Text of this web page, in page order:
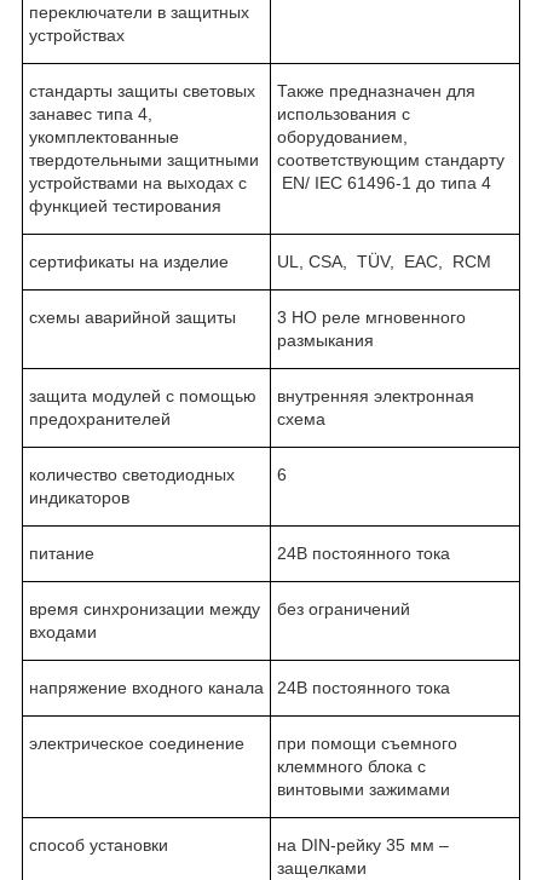
переключатели в защитных
устройствах
cтандарты защиты световых
занавес типа 4,
укомплектованные
твердотельными защитными
устройствами на выходах с
функцией тестирования
Также предназначен для
использования с
оборудованием,
соответствующим стандарту
EN/ IEC 61496-1 до типа 4
сертификаты на изделие UL, CSA, TÜV, EAC, RCM
схемы аварийной защиты
3 НО реле мгновенного
размыкания
защита модулей с помощью
предохранителей
внутренняя электронная
схема
количество светодиодных
индикаторов
6
питание 24В постоянного тока
время синхронизации между
входами
без ограничений
напряжение входного канала 24В постоянного тока
электрическое соединение
при помощи съемного
клеммного блока с
винтовыми зажимами
способ установки
на DIN-рейку 35 мм –
защелками